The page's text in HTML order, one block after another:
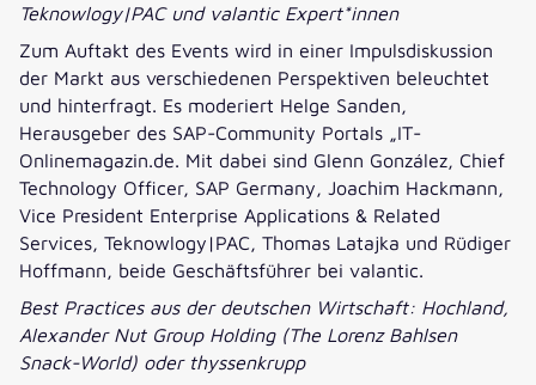
Teknowlogy|PAC und valantic Expert*innen
Zum Auftakt des Events wird in einer Impulsdiskussion
der Markt aus verschiedenen Perspektiven beleuchtet
und hinterfragt. Es moderiert Helge Sanden,
Herausgeber des SAP-Community Portals „IT-
Onlinemagazin.de. Mit dabei sind Glenn González, Chief
Technology Officer, SAP Germany, Joachim Hackmann,
Vice President Enterprise Applications & Related
Services, Teknowlogy|PAC, Thomas Latajka und Rüdiger
Hoffmann, beide Geschäftsführer bei valantic.
Best Practices aus der deutschen Wirtschaft: Hochland,
Alexander Nut Group Holding (The Lorenz Bahlsen
Snack-World) oder thyssenkrupp